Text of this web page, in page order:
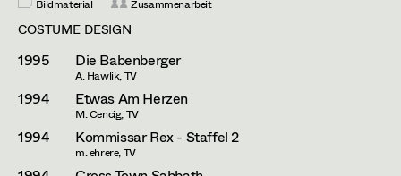
Projects
Andreas Sobotka
Isidor Wimmer
Erik Zenzius
Bildmaterial Zusammenarbeit
COSTUME DESIGN
1995 Die Babenberger
A. Hawlik, TV
1994 Etwas Am Herzen
M. Cencig, TV
1994 Kommissar Rex - Staffel 2
m. ehrere, TV